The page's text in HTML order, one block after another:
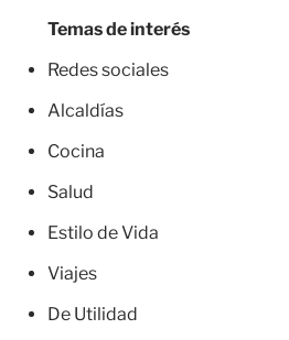
Temas de interés
Redes sociales
Alcaldías
Cocina
Salud
Estilo de Vida
Viajes
De Utilidad